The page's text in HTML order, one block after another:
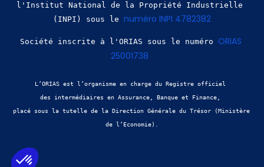
l'Institut National de la Propriété Industrielle
(INPI) sous le numéro INPI 4782382
Société inscrite à l'ORIAS sous le numéro ORIAS
25001738
L’ORIAS est l’organisme en charge du Registre officiel
des intermédiaires en Assurance, Banque et Finance,
placé sous la tutelle de la Direction Générale du Trésor (Ministère
de l’Economie).